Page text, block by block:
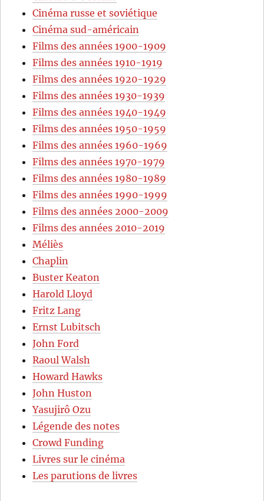
Cinéma russe et soviétique
Cinéma sud-américain
Films des années 1900-1909
Films des années 1910-1919
Films des années 1920-1929
Films des années 1930-1939
Films des années 1940-1949
Films des années 1950-1959
Films des années 1960-1969
Films des années 1970-1979
Films des années 1980-1989
Films des années 1990-1999
Films des années 2000-2009
Films des années 2010-2019
Méliès
Chaplin
Buster Keaton
Harold Lloyd
Fritz Lang
Ernst Lubitsch
John Ford
Raoul Walsh
Howard Hawks
John Huston
Yasujirô Ozu
Légende des notes
Crowd Funding
Livres sur le cinéma
Les parutions de livres